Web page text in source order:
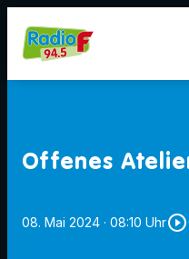
Offenes
08. Mai 2024 · 08:10 Uhrplay_circle_outline